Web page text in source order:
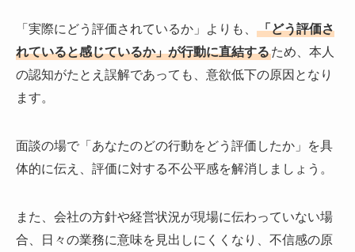
「実際にどう評価されているか」よりも、
「どう評価さ
れていると感じているか」が行動に直結するため、本人
の認知がたとえ誤解であっても、意欲低下の原因となり
ます。
面談の場で「あなたのどの行動をどう評価したか」を具
体的に伝え、評価に対する不公平感を解消しましょう。
また、会社の方針や経営状況が現場に伝わっていない場
合、日々の業務に意味を見出しにくくなり、不信感の原